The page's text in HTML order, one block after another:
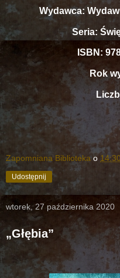
Wydawca:
Seria:
ISBN:
Rok
Zapomniana Biblioteka o
Udostępnij
wtorek, 27 października 2020
„Głębia”